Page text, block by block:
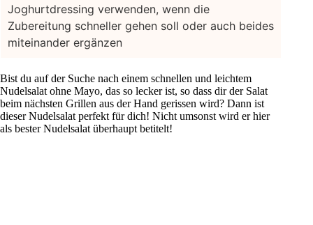
Joghurtdressing verwenden, wenn die
Zubereitung schneller gehen soll oder auch beides
miteinander ergänzen
Bist du auf der Suche nach einem schnellen und leichtem
Nudelsalat ohne Mayo, das so lecker ist, so dass dir der Salat
beim nächsten Grillen aus der Hand gerissen wird? Dann ist
dieser Nudelsalat perfekt für dich! Nicht umsonst wird er hier
als bester Nudelsalat überhaupt betitelt!